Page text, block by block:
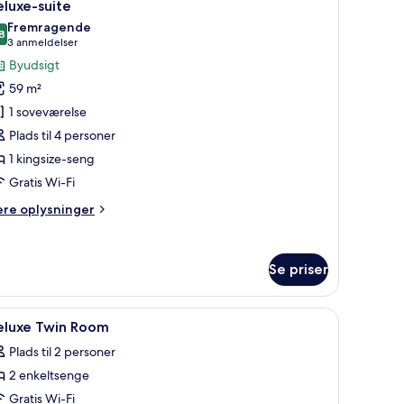
suite
ud af 10
Fremragende
3 anmeldelser
(3
anmeldelser)
Byudsigt
59 m²
1 soveværelse
Plads til 4 personer
1 kingsize-seng
Gratis Wi-Fi
oplysninger
Se priser
Premium-sengetøj, dundyner, minibar,
9 Twin Room
Plads til 2 personer
2 enkeltsenge
Gratis Wi-Fi